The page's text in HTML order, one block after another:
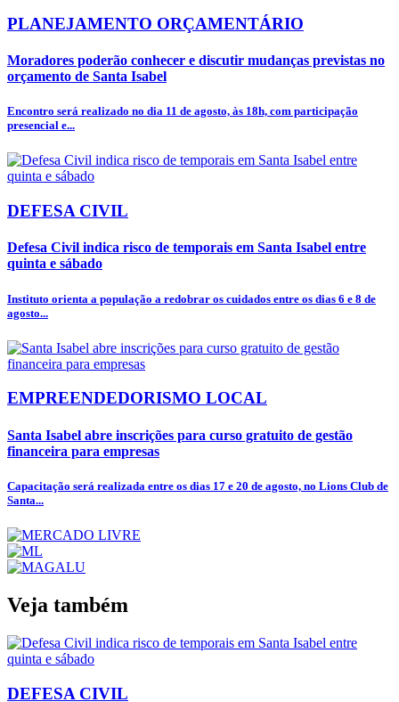
PLANEJAMENTO ORÇAMENTÁRIO
Moradores poderão conhecer e discutir mudanças previstas no
orçamento de Santa Isabel
Encontro será realizado no dia 11 de agosto, às 18h, com participação
presencial e...
DEFESA CIVIL
Defesa Civil indica risco de temporais em Santa Isabel entre
quinta e sábado
Instituto orienta a população a redobrar os cuidados entre os dias 6 e 8 de
agosto...
EMPREENDEDORISMO LOCAL
Santa Isabel abre inscrições para curso gratuito de gestão
financeira para empresas
Capacitação será realizada entre os dias 17 e 20 de agosto, no Lions Club de
Santa...
Veja também
DEFESA CIVIL